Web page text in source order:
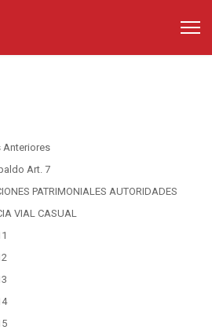
Anteriores
Art. 7
PATRIMONIALES AUTORIDADES
VIAL CASUAL